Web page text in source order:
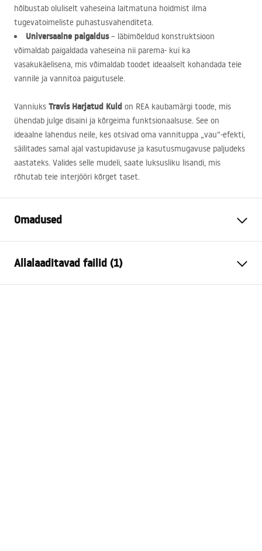
hõlbustab oluliselt vaheseina laitmatuna hoidmist ilma
tugevatoimeliste puhastusvahenditeta.
Universaalne paigaldus– läbimõeldud konstruktsioon
võimaldab paigaldada vaheseina nii parema- kui ka
vasakukäelisena, mis võimaldab toodet ideaalselt kohandada teie
vannile ja vannitoa paigutusele.
Vanniuks Travis Harjatud Kuld on REA kaubamärgi toode, mis
ühendab julge disaini ja kõrgeima funktsionaalsuse. See on
ideaalne lahendus neile, kes otsivad oma vannituppa „vau“-efekti,
säilitades samal ajal vastupidavuse ja kasutusmugavuse paljudeks
aastateks. Valides selle mudeli, saate luksusliku lisandi, mis
rõhutab teie interjööri kõrget taset.
Omadused
Materjal
Alumiinium , Karastatud klaas
Värv
Harjatud kuld
Allalaaditavad failid (1)